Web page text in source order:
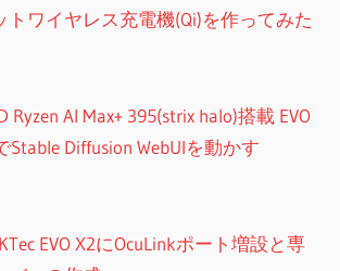
トワイヤレス充電機(Qi)を作ってみた
Ryzen AI Max+ 395(strix halo)搭載 EVO
Stable Diffusion WebUIを動かす
EVO X2にOcuLinkポート増設と専